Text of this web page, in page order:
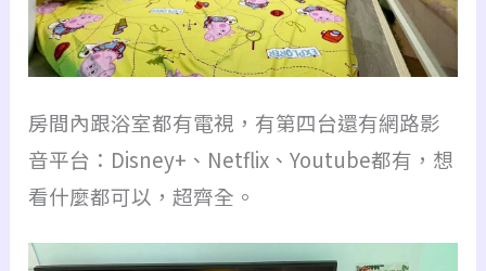
房間內跟浴室都有電視，有第四台還有網路影
音平台：Disney+、Netflix、Youtube都有，想
看什麼都可以，超齊全。